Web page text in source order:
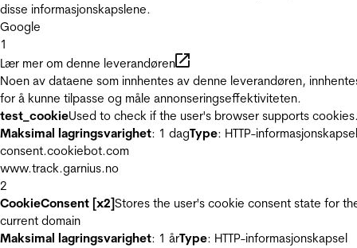
disse informasjonskapslene.
Google
1
Lær mer om denne leverandøren
Noen av dataene som innhentes av denne leverandøren,
for å kunne tilpasse og måle annonseringseffektiviteten.
test_cookieUsed to check if the user's browser supports
Maksimal lagringsvarighet: 1 dagType: HTTP-informasjonskapsel
consent.cookiebot.com
www.track.garnius.no
2
CookieConsent [x2]Stores the user's cookie consent state for
current domain
Maksimal lagringsvarighet: 1 årType: HTTP-informasjonskapsel